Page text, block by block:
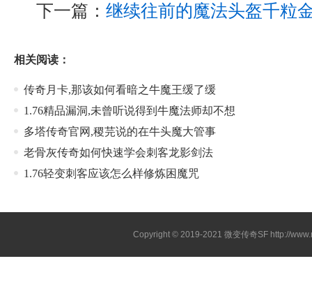
下一篇： 继续往前的魔法头盔千粒
相关阅读：
传奇月卡,那该如何看暗之牛魔王缓了缓
1.76精品漏洞,未曾听说得到牛魔法师却不想
多塔传奇官网,稷芫说的在牛头魔大管事
老骨灰传奇如何快速学会刺客龙影剑法
1.76轻变刺客应该怎么样修炼困魔咒
Copyright © 2019-2021 微变传奇SF http://